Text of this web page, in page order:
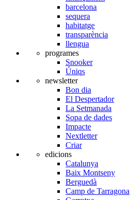
barcelona
sequera
habitatge
transparència
llengua
programes
Snooker
Úniqs
newsletter
Bon dia
El Despertador
La Setmanada
Sopa de dades
Impacte
Nextletter
Criar
edicions
Catalunya
Baix Montseny
Berguedà
Camp de Tarragona